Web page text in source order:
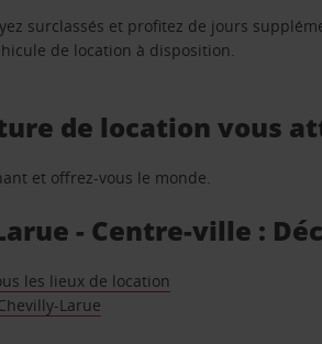
surclassés et profitez de jours
de location à disposition.
de location vous
et offrez-vous le monde.
- Centre-ville :
les lieux de location
Larue